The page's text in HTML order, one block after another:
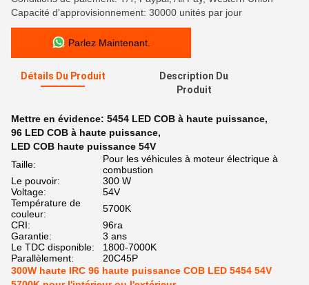
Capacité d'approvisionnement: 30000 unités par jour
Parlez Maintenant.
Détails Du Produit
Description Du
Produit
Mettre en évidence: 5454 LED COB à haute puissance,
96 LED COB à haute puissance,
LED COB haute puissance 54V
Taille:
Pour les véhicules à moteur électrique à
combustion
Le pouvoir:
300 W
Voltage:
54V
Température de
couleur:
5700K
CRI:
96ra
Garantie:
3 ans
Le TDC disponible:
1800-7000K
Parallèlement:
20C45P
300W haute IRC 96 haute puissance COB LED 5454 54V